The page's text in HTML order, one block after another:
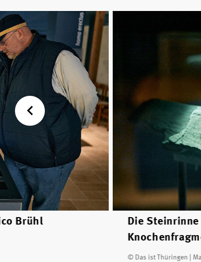
Brühl
Die
© Das ist Thüringen |